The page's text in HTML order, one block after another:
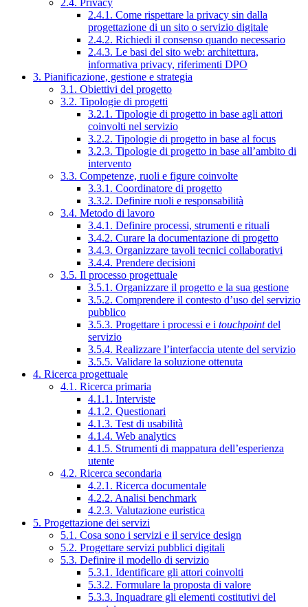
2.4. Privacy
2.4.1. Come rispettare la privacy sin dalla
progettazione di un sito o servizio digitale
2.4.2. Richiedi il consenso quando necessario
2.4.3. Le basi del sito web: architettura,
informativa privacy, riferimenti DPO
3. Pianificazione, gestione e strategia
3.1. Obiettivi del progetto
3.2. Tipologie di progetti
3.2.1. Tipologie di progetto in base agli attori
coinvolti nel servizio
3.2.2. Tipologie di progetto in base al focus
3.2.3. Tipologie di progetto in base all’ambito di
intervento
3.3. Competenze, ruoli e figure coinvolte
3.3.1. Coordinatore di progetto
3.3.2. Definire ruoli e responsabilità
3.4. Metodo di lavoro
3.4.1. Definire processi, strumenti e rituali
3.4.2. Curare la documentazione di progetto
3.4.3. Organizzare tavoli tecnici collaborativi
3.4.4. Prendere decisioni
3.5. Il processo progettuale
3.5.1. Organizzare il progetto e la sua gestione
3.5.2. Comprendere il contesto d’uso del servizio
pubblico
3.5.3. Progettare i processi e i touchpointdel
servizio
3.5.4. Realizzare l’interfaccia utente del servizio
3.5.5. Validare la soluzione ottenuta
4. Ricerca progettuale
4.1. Ricerca primaria
4.1.1. Interviste
4.1.2. Questionari
4.1.3. Test di usabilità
4.1.4. Web analytics
4.1.5. Strumenti di mappatura dell’esperienza
utente
4.2. Ricerca secondaria
4.2.1. Ricerca documentale
4.2.2. Analisi benchmark
4.2.3. Valutazione euristica
5. Progettazione dei servizi
5.1. Cosa sono i servizi e il service design
5.2. Progettare servizi pubblici digitali
5.3. Definire il modello di servizio
5.3.1. Identificare gli attori coinvolti
5.3.2. Formulare la proposta di valore
5.3.3. Inquadrare gli elementi costitutivi del